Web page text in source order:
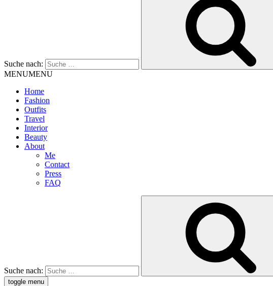
Suche nach:
MENUMENU
Home
Fashion
Outfits
Travel
Interior
Beauty
About
Me
Contact
Press
FAQ
Suche nach:
toggle menu